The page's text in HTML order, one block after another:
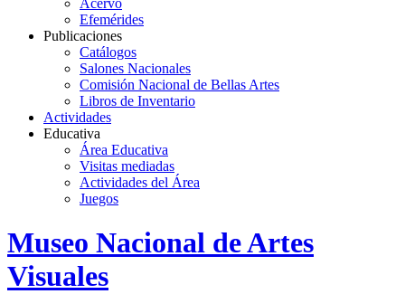
Efemérides
Publicaciones
Catálogos
Salones Nacionales
Comisión Nacional de Bellas Artes
Libros de Inventario
Actividades
Educativa
Área Educativa
Visitas mediadas
Actividades del Área
Juegos
Logo
MNAV
Museo Nacional de Artes
Visuales